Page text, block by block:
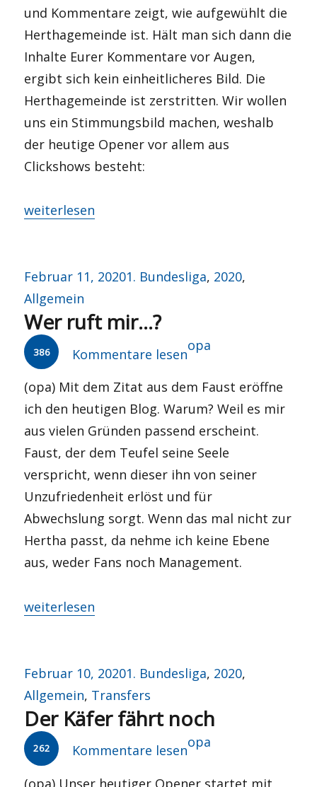
und Kommentare zeigt, wie aufgewühlt die
Herthagemeinde ist. Hält man sich dann die
Inhalte Eurer Kommentare vor Augen,
ergibt sich kein einheitlicheres Bild. Die
Herthagemeinde ist zerstritten. Wir wollen
uns ein Stimmungsbild machen, weshalb
der heutige Opener vor allem aus
Clickshows besteht:
„Stimmungsbild“
weiterlesen
Veröffentlicht
am
Februar 11, 2020Kategorien
1. Bundesliga, 2020,
Allgemein
Wer ruft mir…?
386 Kommentare lesen
Autor
opa
(opa) Mit dem Zitat aus dem Faust eröffne
ich den heutigen Blog. Warum? Weil es mir
aus vielen Gründen passend erscheint.
Faust, der dem Teufel seine Seele
verspricht, wenn dieser ihn von seiner
Unzufriedenheit erlöst und für
Abwechslung sorgt. Wenn das mal nicht zur
Hertha passt, da nehme ich keine Ebene
aus, weder Fans noch Management.
„Wer ruft mir…?“
weiterlesen
Veröffentlicht
am
Februar 10, 2020Kategorien
1. Bundesliga, 2020,
Allgemein, Transfers
Der Käfer fährt noch
262 Kommentare lesen
Autor
opa
(opa) Unser heutiger Opener startet mit